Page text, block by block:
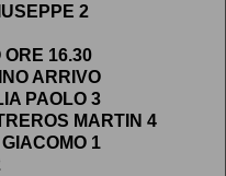
2
ORE 16.30
ARRIVO
PAOLO 3
MARTIN 4
1